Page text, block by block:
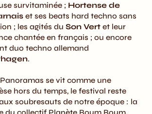
survitaminée ; Hortense de
et ses beats hard techno sans
; les agités du Son Vert et leur
chantée en français ; ou encore
duo techno allemand
.
se vit comme une
hors du temps, le festival reste
soubresauts de notre époque : la